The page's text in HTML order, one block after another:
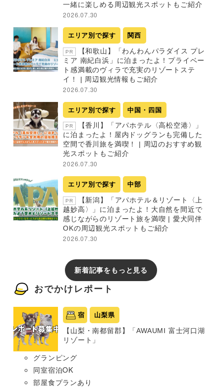
一緒に楽しめる周辺観光スポットもご紹介
2026.07.30
エリア別で探す 関西
PR
【和歌山】「わんわんパラダイス プレ
ミア 南紀白浜」に泊まったよ！プライベー
ト感満載のヴィラで充実のリゾートステ
イ！ | 周辺観光情報もご紹介
2026.07.30
エリア別で探す 中国・四国
PR
【香川】「アパホテル〈高松空港〉」
に泊まったよ！屋内ドッグランも完備した
空間で香川旅を満喫！ | 周辺のおすすめ観
光スポットもご紹介
2026.07.30
エリア別で探す 中部
PR
【新潟】「アパホテル＆リゾート〈上
越妙高〉」に泊まったよ！大自然を間近で
感じながらのリゾート旅を満喫 | 愛犬同伴
OKの周辺観光スポットもご紹介
2026.07.30
新着記事をもっと見る
おでかけレポート
宿 山梨県
【山梨・南都留郡】「AWAUMI 富士河口湖
リゾート」
グランピング
同室宿泊OK
部屋食プランあり